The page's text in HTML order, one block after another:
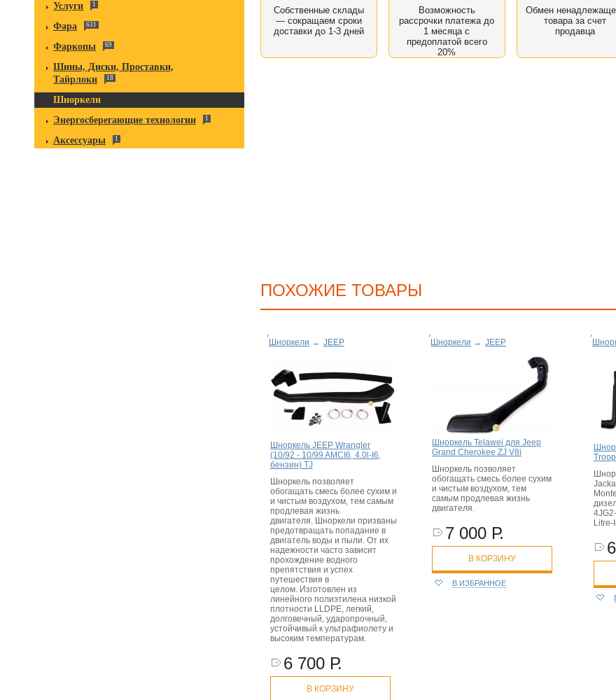
Услуги 1
Фара 631
Фаркопы 69
Шины, Диски, Проставки,
Тайрлоки
18
Шноркели
Энергосберегающие технологии
1
Аксессуары 1
Собственные склады
— сокращаем сроки
доставки до 1-3 дней
Возможность
рассрочки платежа до
1 месяца с
предоплатой всего
20%
Обмен
товара за счет
продавца
ПОХОЖИЕ ТОВАРЫ
Шноркели → JEEP
Шноркель JEEP Wrangler
(10/92 - 10/99 AMCI6, 4.0l-I6,
бензин) TJ
Шноркель позволяет
обогащать смесь более сухим и
и чистым воздухом, тем самым
продлевая жизнь
двигателя. Шноркели призваны
предотвращать попадание в
двигатель воды и пыли. От их
надежности часто зависит
прохождение водного
препятствия и успех
путешествия в
целом. Изготовлен из
линейного полиэтилена низкой
плотности LLDPE, легкий,
долговечный, ударопрочный,
устойчивый к ультрафиолету и
высоким температурам.
6 700 Р.
В КОРЗИНУ
Шноркели → JEEP
Шноркель Telawei для Jeep
Grand Cherokee ZJ V8i
Шноркель позволяет
обогащать смесь более сухим
и чистым воздухом, тем
самым продлевая жизнь
двигателя.
7 000 Р.
В КОРЗИНУ
В ИЗБРАННОЕ
Litre-